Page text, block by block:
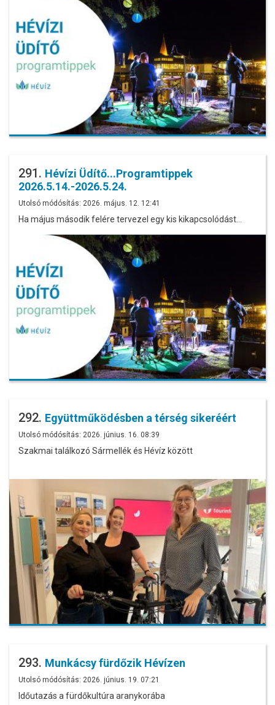
291. Hévízi Üdítő...Programtippek
2026.5.14.-2026.5.24.
Utolsó módósítás: 2026. május. 12. 12:41
Ha május második felére tervezel egy kis kikapcsolódást…
292. Együttműködésben a térség sikeréért
Utolsó módósítás: 2026. június. 16. 08:39
Szakmai találkozó Sármellék és Hévíz között
293. Munkácsy fürdőzik Hévízen
Utolsó módósítás: 2026. június. 19. 07:21
Időutazás a fürdőkultúra aranykorába